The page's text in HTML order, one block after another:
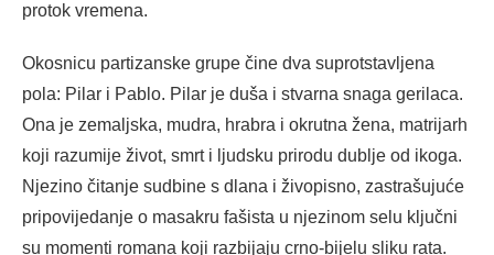
protok vremena.
Okosnicu partizanske grupe čine dva suprotstavljena
pola: Pilar i Pablo. Pilar je duša i stvarna snaga gerilaca.
Ona je zemaljska, mudra, hrabra i okrutna žena, matrijarh
koji razumije život, smrt i ljudsku prirodu dublje od ikoga.
Njezino čitanje sudbine s dlana i živopisno, zastrašujuće
pripovijedanje o masakru fašista u njezinom selu ključni
su momenti romana koji razbijaju crno-bijelu sliku rata.